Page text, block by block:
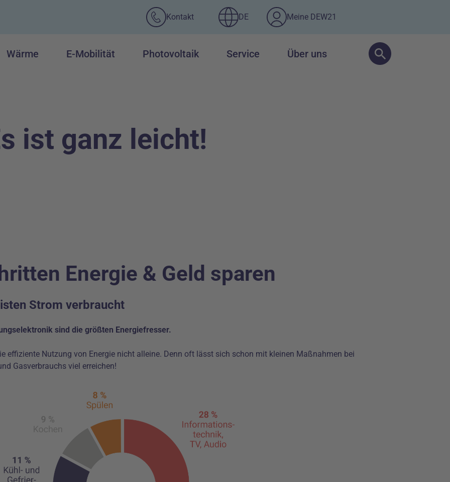
Kontakt DE Meine DEW21
Wärme E-Mobilität Photovoltaik Service Über uns
ist ganz leicht!
Energie & Geld sparen
Strom verbraucht
sind die größten Energiefresser.
effiziente Nutzung von Energie nicht alleine. Denn oft lässt sich schon mit kleinen Maßnahmen bei
Gasverbrauchs viel erreichen!